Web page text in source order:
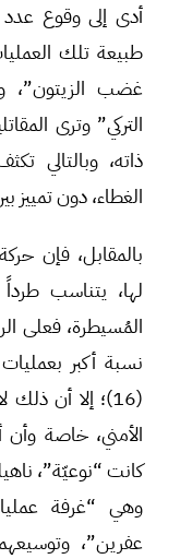
أدى إلى وقوع عدد
طبيعة تلك
غضب الزيتون”،
التركي” وترى
ذاته، وبالتالي
الغطاء، دون
بالمقابل، فإن
لها، يتناسب
المُسيطرة، فعلى
(16)؛ إلا أن
الأمني، خاصة
كانت “نوعيّة”،
وهي “غرفة
عفرين”،